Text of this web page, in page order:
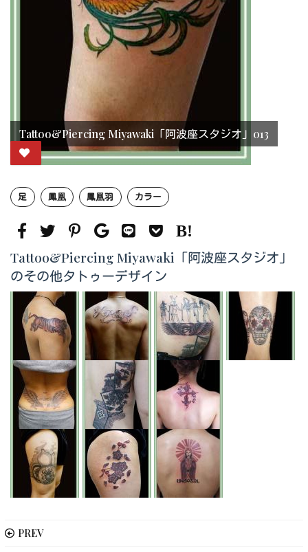
Tattoo&Piercing Miyawaki「阿波座スタジオ」013
足 鳳凰 鳳凰羽 カラー
Tattoo&Piercing Miyawaki「阿波座スタジオ」
のその他タトゥーデザイン
PREV